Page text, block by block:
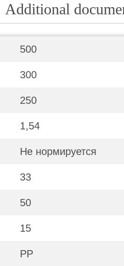
Additional
500
300
250
1,54
Не нормируется
33
50
15
PP